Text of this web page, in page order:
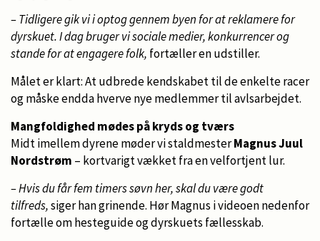
– Tidligere gik vi i optog gennem byen for at reklamere for
dyrskuet. I dag bruger vi sociale medier, konkurrencer og
stande for at engagere folk, fortæller en udstiller.
Målet er klart: At udbrede kendskabet til de enkelte racer
og måske endda hverve nye medlemmer til avlsarbejdet.
Mangfoldighed mødes på kryds og tværs
Midt imellem dyrene møder vi staldmesterMagnus Juul
Nordstrøm – kortvarigt vækket fra en velfortjent lur.
– Hvis du får fem timers søvn her, skal du være godt
tilfreds,siger han grinende. Hør Magnus i videoen nedenfor
fortælle om hesteguide og dyrskuets fællesskab.